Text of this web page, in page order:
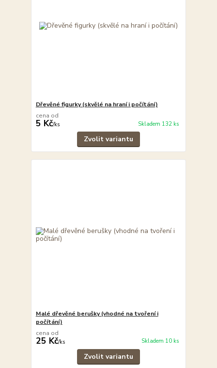
Dřevěné figurky (skvělé na hraní i počítání)
cena od
5 Kč/ks Skladem 132 ks
Zvolit variantu
Malé dřevěné berušky (vhodné na tvoření i
počítání)
cena od
25 Kč/ks Skladem 10 ks
Zvolit variantu